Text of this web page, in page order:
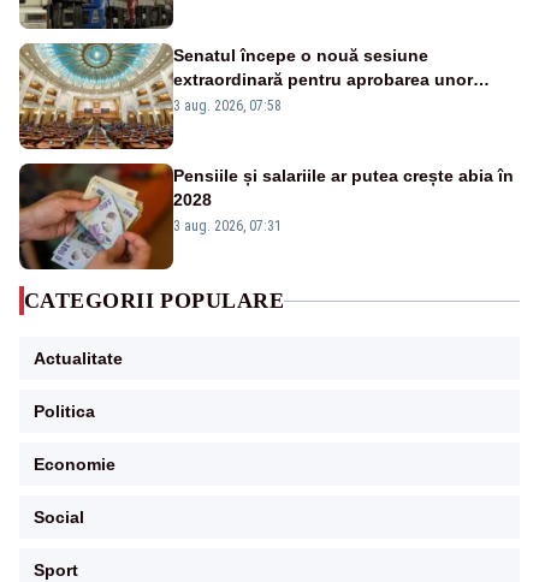
Senatul începe o nouă sesiune
extraordinară pentru aprobarea unor
jaloane din PNRR
3 aug. 2026, 07:58
Pensiile și salariile ar putea crește abia în
2028
3 aug. 2026, 07:31
CATEGORII POPULARE
Actualitate
Politica
Economie
Social
Sport